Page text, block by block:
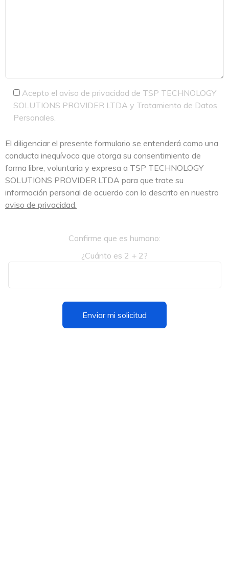
Acepto el aviso de privacidad de TSP TECHNOLOGY
SOLUTIONS PROVIDER LTDA y Tratamiento de Datos
Personales.
El diligenciar el presente formulario se entenderá como una
conducta inequívoca que otorga su consentimiento de
forma libre, voluntaria y expresa a TSP TECHNOLOGY
SOLUTIONS PROVIDER LTDA para que trate su
información personal de acuerdo con lo descrito en nuestro
aviso de privacidad.
Confirme que es humano:
¿Cuánto es 2 + 2?